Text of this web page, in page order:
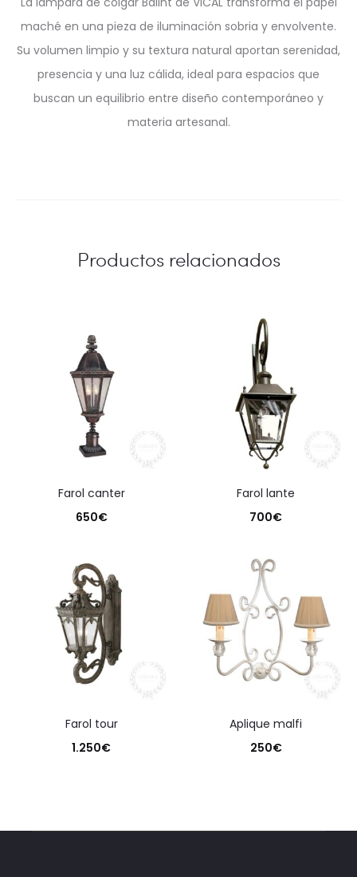
maché en una pieza de iluminación sobria y envolvente.
Su volumen limpio y su textura natural aportan serenidad,
presencia y una luz cálida, ideal para espacios que
buscan un equilibrio entre diseño contemporáneo y
materia artesanal.
Productos relacionados
farol canter
650€
farol lante
700€
farol tour
1.250€
aplique malfi
250€